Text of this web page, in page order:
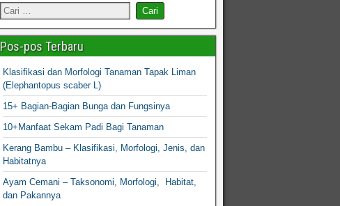
Pos-pos Terbaru
Klasifikasi dan Morfologi Tanaman Tapak Liman
(Elephantopus scaber L)
15+ Bagian-Bagian Bunga dan Fungsinya
10+Manfaat Sekam Padi Bagi Tanaman
Kerang Bambu – Klasifikasi, Morfologi, Jenis, dan
Habitatnya
Ayam Cemani – Taksonomi, Morfologi, Habitat,
dan Pakannya